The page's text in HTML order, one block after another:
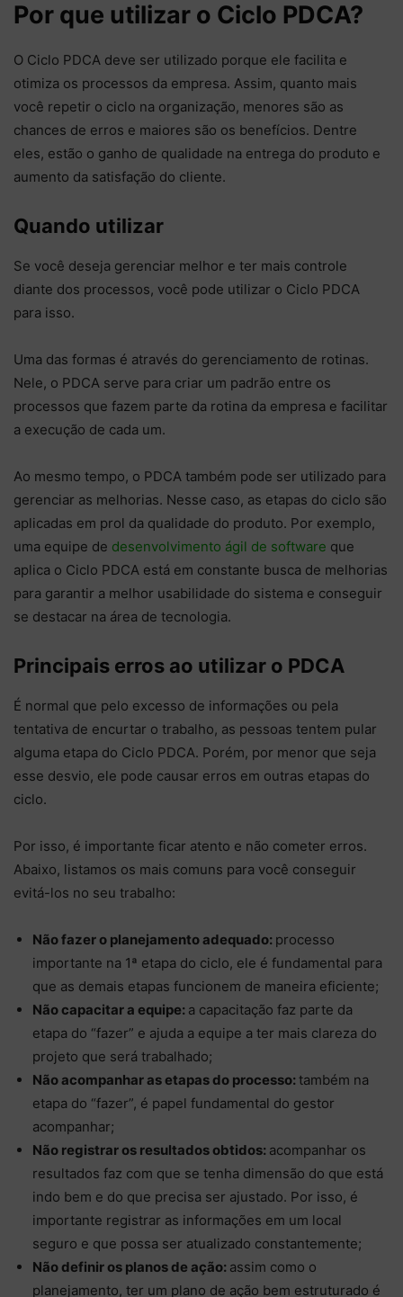
Por que utilizar o Ciclo PDCA?
O Ciclo PDCA deve ser utilizado porque ele facilita e
otimiza os processos da empresa. Assim, quanto mais
você repetir o ciclo na organização, menores são as
chances de erros e maiores são os benefícios. Dentre
eles, estão o ganho de qualidade na entrega do produto e
aumento da satisfação do cliente.
Quando utilizar
Se você deseja gerenciar melhor e ter mais controle
diante dos processos, você pode utilizar o Ciclo PDCA
para isso.
Uma das formas é através do gerenciamento de rotinas.
Nele, o PDCA serve para criar um padrão entre os
processos que fazem parte da rotina da empresa e facilitar
a execução de cada um.
Ao mesmo tempo, o PDCA também pode ser utilizado para
gerenciar as melhorias. Nesse caso, as etapas do ciclo são
aplicadas em prol da qualidade do produto. Por exemplo,
uma equipe de desenvolvimento ágil de software que
aplica o Ciclo PDCA está em constante busca de melhorias
para garantir a melhor usabilidade do sistema e conseguir
se destacar na área de tecnologia.
Principais erros ao utilizar o PDCA
É normal que pelo excesso de informações ou pela
tentativa de encurtar o trabalho, as pessoas tentem pular
alguma etapa do Ciclo PDCA. Porém, por menor que seja
esse desvio, ele pode causar erros em outras etapas do
ciclo.
Por isso, é importante ficar atento e não cometer erros.
Abaixo, listamos os mais comuns para você conseguir
evitá-los no seu trabalho:
Não fazer o planejamento adequado: processo
importante na 1ª etapa do ciclo, ele é fundamental para
que as demais etapas funcionem de maneira eficiente;
Não capacitar a equipe: a capacitação faz parte da
etapa do “fazer” e ajuda a equipe a ter mais clareza do
projeto que será trabalhado;
Não acompanhar as etapas do processo: também na
etapa do “fazer”, é papel fundamental do gestor
acompanhar;
Não registrar os resultados obtidos: acompanhar os
resultados faz com que se tenha dimensão do que está
indo bem e do que precisa ser ajustado. Por isso, é
importante registrar as informações em um local
seguro e que possa ser atualizado constantemente;
Não definir os planos de ação: assim como o
planejamento, ter um plano de ação bem estruturado é